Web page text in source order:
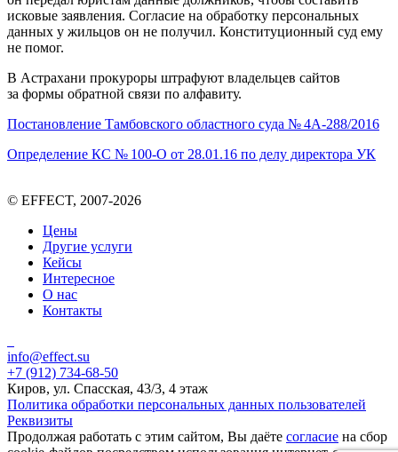
исковые заявления. Согласие на обработку персональных
данных у жильцов он не получил. Конституционный суд ему
не помог.
В Астрахани прокуроры штрафуют владельцев сайтов
за формы обратной связи по алфавиту.
Постановление Тамбовского областного суда № 4А-288/2016
Определение КС № 100-О от 28.01.16 по делу директора УК
© EFFECT, 2007-2026
Цены
Другие услуги
Кейсы
Интересное
О нас
Контакты
info@effect.su
+7 (912) 734-68-50
Киров, ул. Спасская, 43/3, 4 этаж
Политика обработки персональных данных пользователей
Реквизиты
Продолжая работать с этим сайтом, Вы даёте согласие на сбор